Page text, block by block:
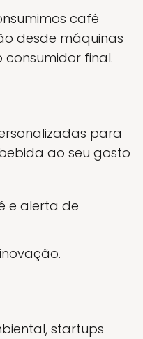
café
desde máquinas
final.
para
ao seu gosto
e alerta de
startups